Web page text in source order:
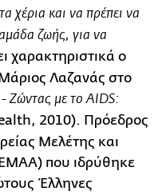
χέρια και να πρέπει να
ζωής, για να
χαρακτηριστικά ο
Λαζανάς στο
Ζώντας με το AIDS:
2010). Πρόεδρος
Μελέτης και
που ιδρύθηκε
Έλληνες